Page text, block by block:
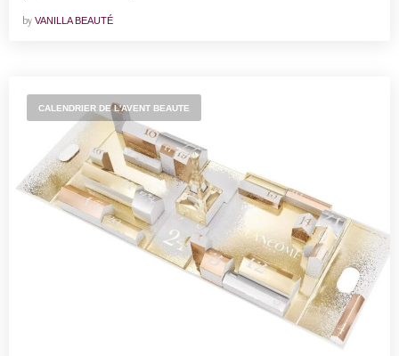
by VANILLA BEAUTÉ
CALENDRIER DE L'AVENT BEAUTE